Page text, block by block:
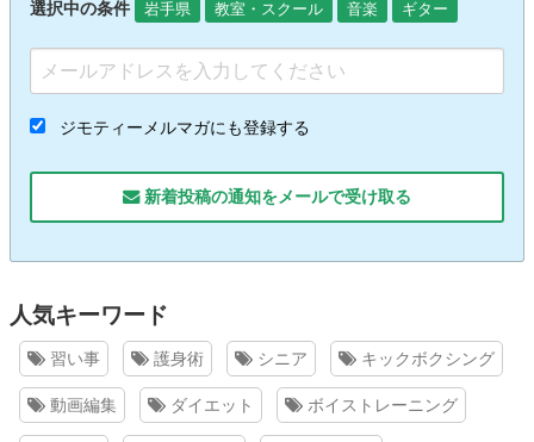
選択中の条件 岩手県 教室・スクール 音楽 ギター
ジモティーメルマガにも登録する
新着投稿の通知をメールで受け取る
人気キーワード
習い事 護身術 シニア キックボクシング
動画編集 ダイエット ボイストレーニング